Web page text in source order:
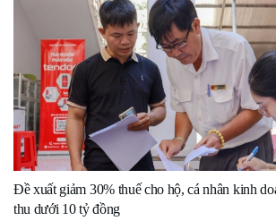
Đề xuất giảm 30% thuế cho hộ, cá nhân kinh
thu dưới 10 tỷ đồng